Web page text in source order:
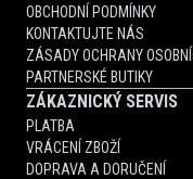
OBCHODNÍ PODMÍNKY
KONTAKTUJTE NÁS
ZÁSADY OCHRANY
PARTNERSKÉ BUTIKY
ZÁKAZNICKÝ SERVIS
PLATBA
VRÁCENÍ ZBOŽÍ
DOPRAVA A DORUČENÍ